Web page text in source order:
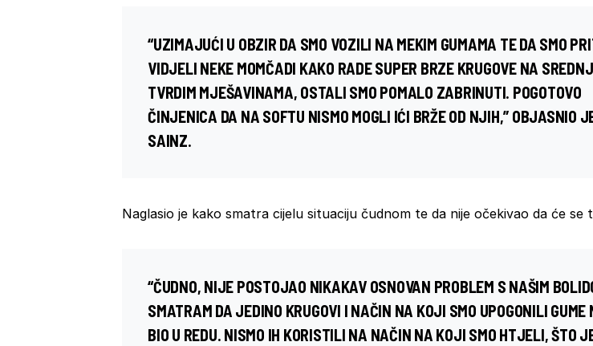
“UZIMAJUĆI U OBZIR DA SMO VOZILI NA MEKIM GUMAMA TE DA SMO
VIDJELI NEKE MOMČADI KAKO RADE SUPER BRZE KRUGOVE NA
TVRDIM MJEŠAVINAMA, OSTALI SMO POMALO ZABRINUTI. POGOTOVO
ČINJENICA DA NA SOFTU NISMO MOGLI IĆI BRŽE OD NJIH,” OBJASNIO
SAINZ.
Naglasio je kako smatra cijelu situaciju čudnom te da nije očekivao da će se
“ČUDNO, NIJE POSTOJAO NIKAKAV OSNOVAN PROBLEM S NAŠIM
SMATRAM DA JEDINO KRUGOVI I NAČIN NA KOJI SMO UPOGONILI GUME
BIO U REDU. NISMO IH KORISTILI NA NAČIN NA KOJI SMO HTJELI, ŠTO